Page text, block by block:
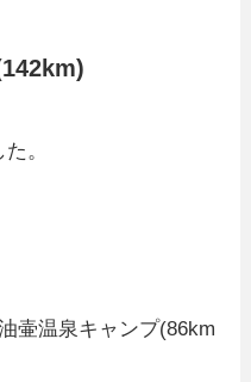
。
壷温泉キャンプ(86km